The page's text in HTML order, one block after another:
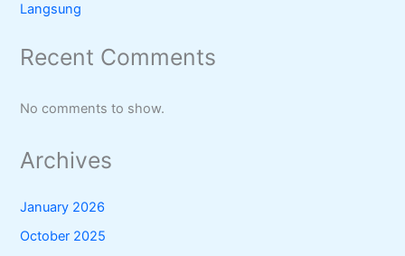
Langsung
Recent Comments
No comments to show.
Archives
January 2026
October 2025